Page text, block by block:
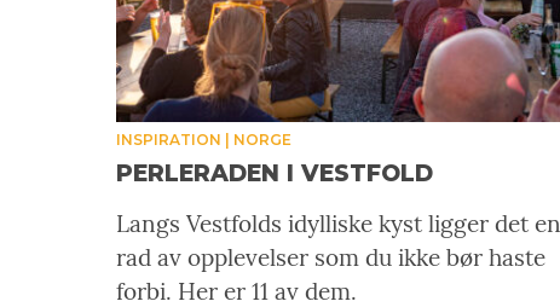
INSPIRATION NORGE
PERLERADEN I VESTFOLD
Langs Vestfolds idylliske kyst ligger det en
rad av opplevelser som du ikke bør haste
forbi. Her er 11 av dem.